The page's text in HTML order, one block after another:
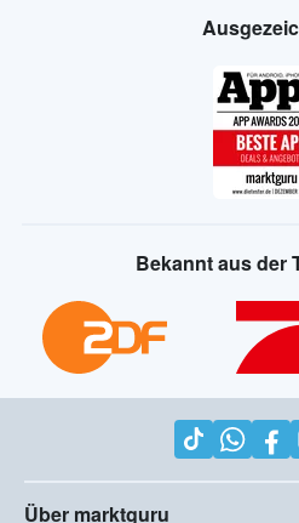
Bekannt aus der
Über marktguru